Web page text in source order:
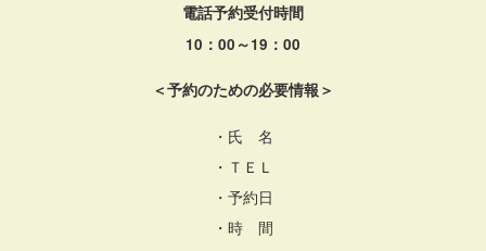
電話予約受付時間
10：00～19：00
＜予約のための必要情報＞
・氏 名
・ＴＥＬ
・予約日
・時 間